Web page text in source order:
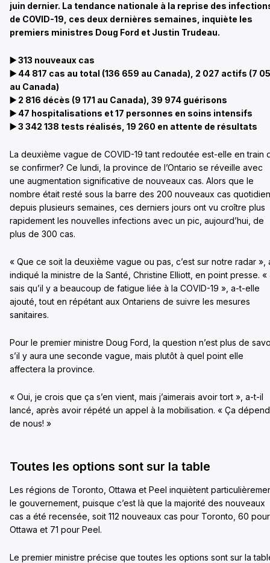
juin dernier. La tendance nationale à la reprise des
de COVID-19, ces deux dernières semaines, inquiète les
premiers ministres Doug Ford et Justin Trudeau.
▶️ 313 nouveaux cas
▶️ 44 817 cas au total (136 659 au Canada), 2 027 actifs (7
au Canada)
▶️ 2 816 décès (9 171 au Canada), 39 974 guérisons
▶️ 47 hospitalisations et 17 personnes en soins intensifs
▶️ 3 342 138 tests réalisés, 19 260 en attente de résultats
La deuxième vague de COVID-19 tant redoutée est-elle en train
se confirmer? Ce lundi, la province de l’Ontario se réveille avec
une augmentation significative de nouveaux cas. Alors que le
nombre était resté sous la barre des 200 nouveaux cas
depuis plusieurs semaines, ces derniers jours ont vu croître plus
rapidement les nouvelles infections avec un pic, aujourd’hui, de
plus de 300 cas.
« Que ce soit la deuxième vague ou pas, c’est sur notre radar »,
indiqué la ministre de la Santé, Christine Elliott, en point presse. «
sais qu’il y a beaucoup de fatigue liée à la COVID-19 », a-t-elle
ajouté, tout en répétant aux Ontariens de suivre les mesures
sanitaires.
Pour le premier ministre Doug Ford, la question n’est plus de
s’il y aura une seconde vague, mais plutôt à quel point elle
affectera la province.
« Oui, je crois que ça s’en vient, mais j’aimerais avoir tort », a-t-il
lancé, après avoir répété un appel à la mobilisation. « Ça dépend
de nous! »
Toutes les options sont sur la table
Les régions de Toronto, Ottawa et Peel inquiètent
le gouvernement, puisque c’est là que la majorité des nouveaux
cas a été recensée, soit 112 nouveaux cas pour Toronto, 60 pour
Ottawa et 71 pour Peel.
Le premier ministre précise que toutes les options sont sur la